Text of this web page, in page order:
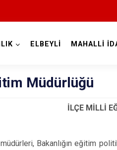
ELBEYLİ MAHALLİ
Müdürlüğü
İLÇE MİLLİ
Bakanlığın eğitim